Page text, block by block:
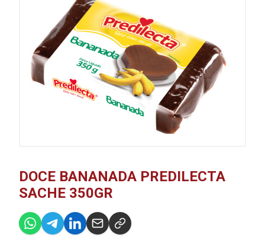
DOCE BANANADA PREDILECTA
SACHE 350GR